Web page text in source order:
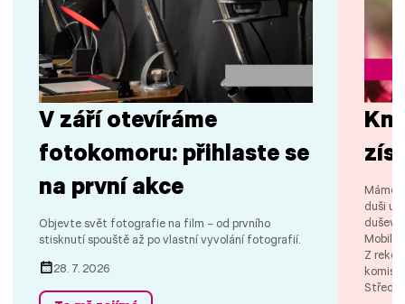
V září otevíráme
fotokomoru: přihlaste se
na první akce
Objevte svět fotografie na film – od prvního
stisknutí spouště až po vlastní vyvolání fotografií.
28. 7. 2026
Máme
duši
Mobile,
Z